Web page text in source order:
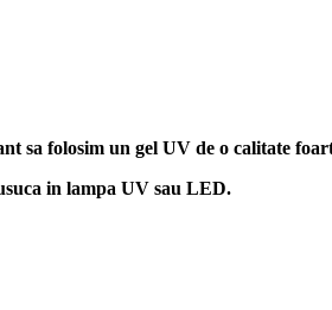
sa folosim un gel UV de o calitate
in lampa UV sau LED.